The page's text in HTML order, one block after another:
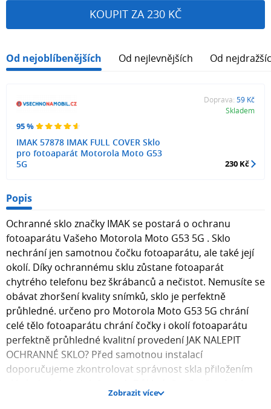
KOUPIT ZA 230 KČ
Od nejoblíbenějších Od nejlevnějších Od
95 %
IMAK 57878 IMAK FULL COVER Sklo
pro fotoaparát Motorola Moto G53
5G
Doprava: 59 Kč
Skladem
230 Kč
Popis
Ochranné sklo značky IMAK se postará o ochranu
fotoaparátu Vašeho Motorola Moto G53 5G . Sklo
nechrání jen samotnou čočku fotoaparátu, ale také její
okolí. Díky ochrannému sklu zůstane fotoaparát
chytrého telefonu bez škrábanců a nečistot. Nemusíte se
obávat zhoršení kvality snímků, sklo je perfektně
průhledné. určeno pro Motorola Moto G53 5G chrání
celé tělo fotoaparátu chrání čočky i okolí fotoaparátu
perfektně průhledné kvalitní provedení JAK NALEPIT
OCHRANNÉ SKLO? Před samotnou instalací
doporučujeme zkontrolovat správnost skla přiložením
chytrého telefonu / čočku fotoaparátu pomocí vlhkého a
Zobrazit více